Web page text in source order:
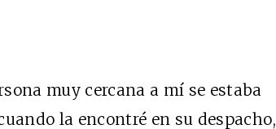
muy cercana a mí se estaba
la encontré en su despacho,